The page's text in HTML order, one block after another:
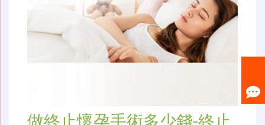
做終止懷孕手術多少錢-終止